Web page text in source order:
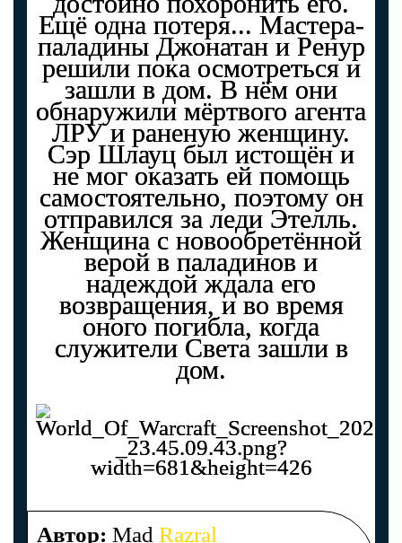
Ещё одна потеря... Мастера-
паладины Джонатан и Ренур
решили пока осмотреться и
зашли в дом. В нём они
обнаружили мёртвого агента
ЛРУ и раненую женщину.
Сэр Шлауц был истощён и
не мог оказать ей помощь
самостоятельно, поэтому он
отправился за леди Этелль.
Женщина с новообретённой
верой в паладинов и
надеждой ждала его
возвращения, и во время
оного погибла, когда
служители Света зашли в
дом.
Автор: Mad Razral